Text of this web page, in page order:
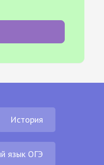
История
язык ОГЭ